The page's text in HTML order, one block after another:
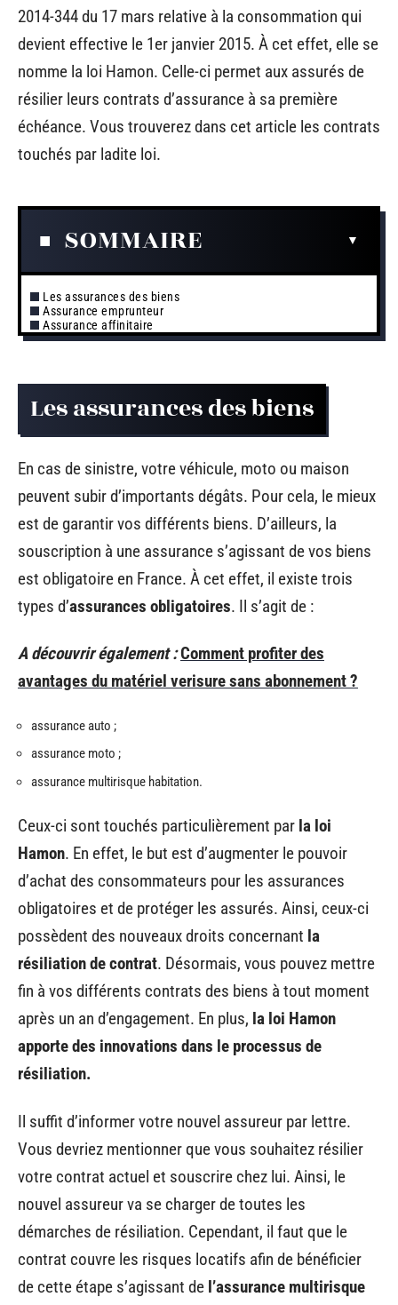
2014-344 du 17 mars relative à la consommation qui
devient effective le 1er janvier 2015. À cet effet, elle se
nomme la loi Hamon. Celle-ci permet aux assurés de
résilier leurs contrats d’assurance à sa première
échéance. Vous trouverez dans cet article les contrats
touchés par ladite loi.
SOMMAIRE
Les assurances des biens
Assurance emprunteur
Assurance affinitaire
Les assurances des biens
En cas de sinistre, votre véhicule, moto ou maison
peuvent subir d’importants dégâts. Pour cela, le mieux
est de garantir vos différents biens. D’ailleurs, la
souscription à une assurance s’agissant de vos biens
est obligatoire en France. À cet effet, il existe trois
types d’assurances obligatoires. Il s’agit de :
A découvrir également :Comment profiter des
avantages du matériel verisure sans abonnement ?
assurance auto ;
assurance moto ;
assurance multirisque habitation.
Ceux-ci sont touchés particulièrement par la loi
Hamon. En effet, le but est d’augmenter le pouvoir
d’achat des consommateurs pour les assurances
obligatoires et de protéger les assurés. Ainsi, ceux-ci
possèdent des nouveaux droits concernant la
résiliation de contrat. Désormais, vous pouvez mettre
fin à vos différents contrats des biens à tout moment
après un an d’engagement. En plus, la loi Hamon
apporte des innovations dans le processus de
résiliation.
Il suffit d’informer votre nouvel assureur par lettre.
Vous devriez mentionner que vous souhaitez résilier
votre contrat actuel et souscrire chez lui. Ainsi, le
nouvel assureur va se charger de toutes les
démarches de résiliation. Cependant, il faut que le
contrat couvre les risques locatifs afin de bénéficier
de cette étape s’agissant de l’assurance multirisque